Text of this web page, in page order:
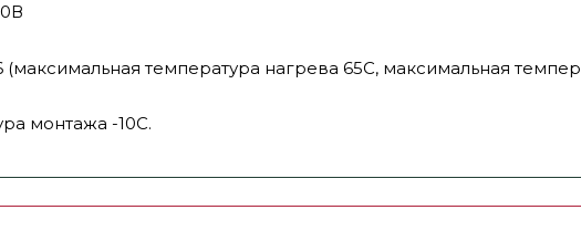
температура нагрева 65С, максимальная
монтажа -10С.